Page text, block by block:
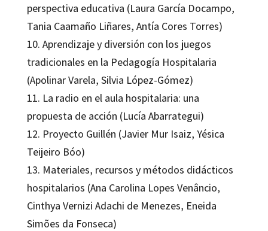
perspectiva educativa (Laura García Docampo,
Tania Caamaño Liñares, Antía Cores Torres)
10. Aprendizaje y diversión con los juegos
tradicionales en la Pedagogía Hospitalaria
(Apolinar Varela, Silvia López-Gómez)
11. La radio en el aula hospitalaria: una
propuesta de acción (Lucía Abarrategui)
12. Proyecto Guillén (Javier Mur Isaiz, Yésica
Teijeiro Bóo)
13. Materiales, recursos y métodos didácticos
hospitalarios (Ana Carolina Lopes Venâncio,
Cinthya Vernizi Adachi de Menezes, Eneida
Simões da Fonseca)